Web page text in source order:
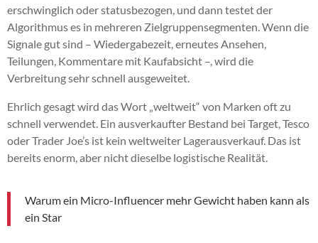
erschwinglich oder statusbezogen, und dann testet der
Algorithmus es in mehreren Zielgruppensegmenten. Wenn die
Signale gut sind – Wiedergabezeit, erneutes Ansehen,
Teilungen, Kommentare mit Kaufabsicht –, wird die
Verbreitung sehr schnell ausgeweitet.
Ehrlich gesagt wird das Wort „weltweit“ von Marken oft zu
schnell verwendet. Ein ausverkaufter Bestand bei Target, Tesco
oder Trader Joe’s ist kein weltweiter Lagerausverkauf. Das ist
bereits enorm, aber nicht dieselbe logistische Realität.
Warum ein Micro-Influencer mehr Gewicht haben kann als
ein Star